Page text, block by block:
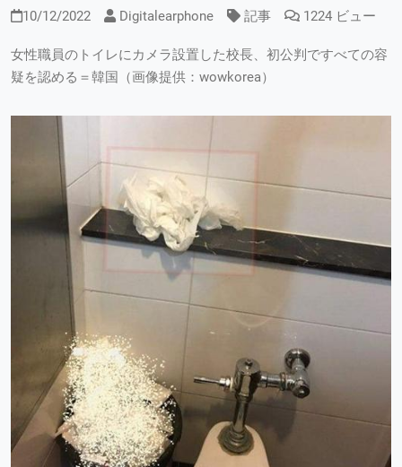
10/12/2022 Digitalearphone 記事 1224 ビュー
女性職員のトイレにカメラ設置した校長、初公判ですべての容
疑を認める＝韓国（画像提供：wowkorea）